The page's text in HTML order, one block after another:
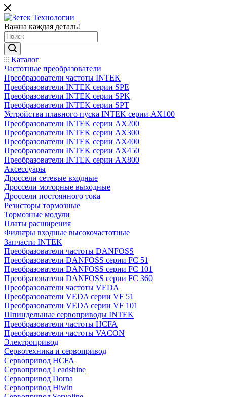
Важна каждая деталь!
Каталог
Частотные преобразователи
Преобразователи частоты INTEK
Преобразователи INTEK серии SPE
Преобразователи INTEK серии SPK
Преобразователи INTEK серии SPT
Устройства плавного пуска INTEK серии AX100
Преобразователи INTEK серии AX200
Преобразователи INTEK серии AX300
Преобразователи INTEK серии AX400
Преобразователи INTEK серии AX450
Преобразователи INTEK серии AX800
Аксессуары
Дроссели сетевые входные
Дроссели моторные выходные
Дроссели постоянного тока
Резисторы тормозные
Тормозные модули
Платы расширения
Фильтры входные высокочастотные
Запчасти INTEK
Преобразователи частоты DANFOSS
Преобразователи DANFOSS серии FC 51
Преобразователи DANFOSS серии FC 101
Преобразователи DANFOSS серии FC 360
Преобразователи частоты VEDA
Преобразователи VEDA серии VF 51
Преобразователи VEDA серии VF 101
Шпиндельные сервоприводы INTEK
Преобразователи частоты HCFA
Преобразователи частоты VACON
Электропривод
Сервотехника и сервопривод
Сервопривод HCFA
Сервопривод Leadshine
Сервопривод Dorna
Сервопривод Hiwin